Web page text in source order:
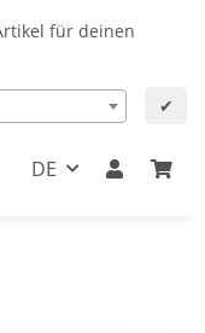
für deinen
✔
DE